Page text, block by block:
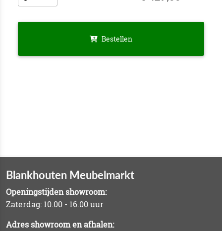
Bestellen
Blankhouten Meubelmarkt
Openingstijden showroom:
Zaterdag: 10.00 - 16.00 uur
Adres showroom en afhalen: